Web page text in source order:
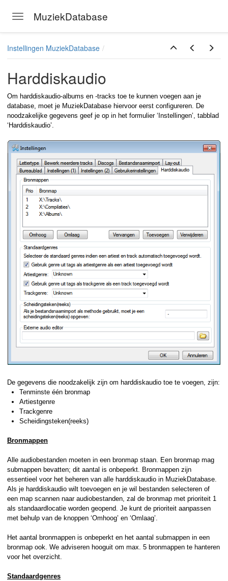
Toggle navigation
MuziekDatabase
Instellingen MuziekDatabase
Harddiskaudio
Om harddiskaudio-albums en -tracks toe te kunnen voegen aan je
database, moet je MuziekDatabase hiervoor eerst configureren. De
noodzakelijke gegevens geef je op in het formulier ‘Instellingen’, tabblad
‘Harddiskaudio’.
De gegevens die noodzakelijk zijn om harddiskaudio toe te voegen, zijn:
Tenminste één bronmap
Artiestgenre
Trackgenre
Scheidingsteken(reeks)
Bronmappen
Alle audiobestanden moeten in een bronmap staan. Een bronmap mag
submappen bevatten; dit aantal is onbeperkt. Bronmappen zijn
essentieel voor het beheren van alle harddiskaudio in MuziekDatabase.
Als je harddiskaudio wilt toevoegen en je wil bestanden selecteren of
een map scannen naar audiobestanden, zal de bronmap met prioriteit 1
als standaardlocatie worden geopend. Je kunt de prioriteit aanpassen
met behulp van de knoppen ‘Omhoog’ en ‘Omlaag’.
Het aantal bronmappen is onbeperkt en het aantal submappen in een
bronmap ook. We adviseren hooguit om max. 5 bronmappen te hanteren
voor het overzicht.
Standaardgenres